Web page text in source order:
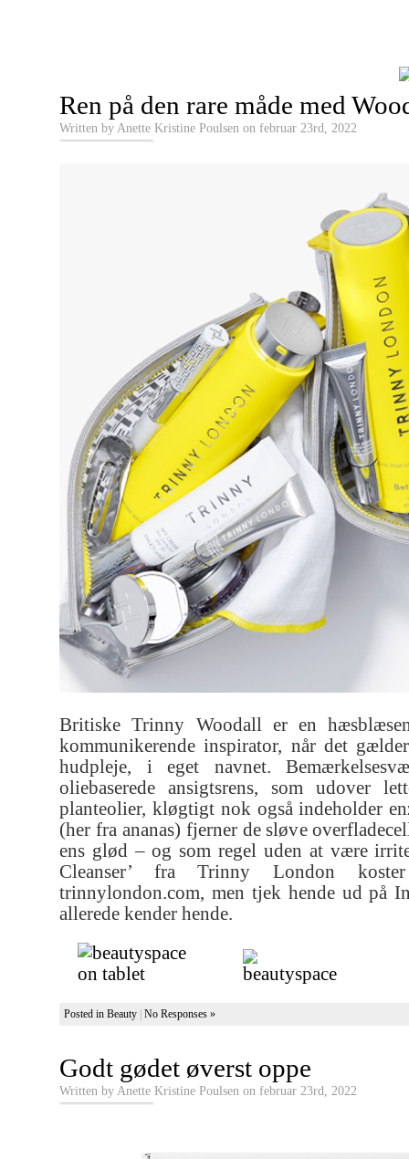
Ren på den rare måde med
Written by Anette Kristine Poulsen on februar 23rd, 2022
Britiske Trinny Woodall er en
kommunikerende inspirator, når det
hudpleje, i eget navnet.
oliebaserede ansigtsrens, som udover
planteolier, kløgtigt nok også indeholder
(her fra ananas) fjerner de sløve
ens glød – og som regel uden at være
Cleanser’ fra Trinny London
trinnylondon.com, men tjek hende ud på
allerede kender hende.
Posted in Beauty No Responses »
Godt gødet øverst oppe
Written by Anette Kristine Poulsen on februar 23rd, 2022